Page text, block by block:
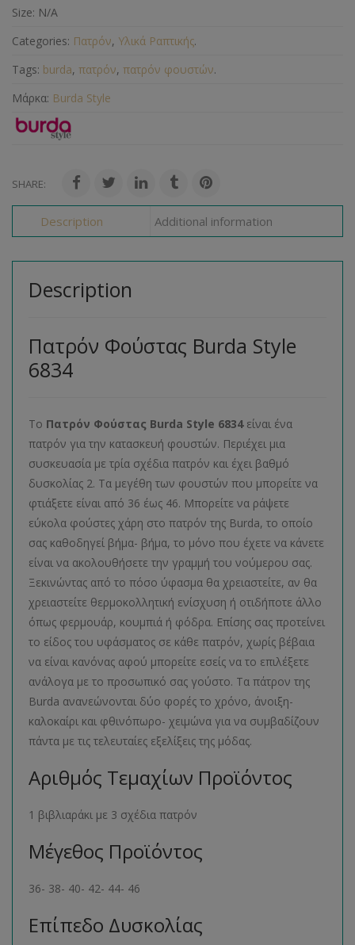
Size: N/A
Categories: Πατρόν, Υλικά Ραπτικής.
Tags: burda, πατρόν, πατρόν φουστών.
Μάρκα: Burda Style
SHARE:
Description Additional information
Description
Πατρόν Φούστας Burda Style
6834
Το Πατρόν Φούστας Burda Style 6834είναι ένα
πατρόν για την κατασκευή φουστών. Περιέχει μια
συσκευασία με τρία σχέδια πατρόν και έχει βαθμό
δυσκολίας 2. Τα μεγέθη των φουστών που μπορείτε να
φτιάξετε είναι από 36 έως 46. Μπορείτε να ράψετε
εύκολα φούστες χάρη στο πατρόν της Burda, το οποίο
σας καθοδηγεί βήμα- βήμα, το μόνο που έχετε να κάνετε
είναι να ακολουθήσετε την γραμμή του νούμερου σας.
Ξεκινώντας από το πόσο ύφασμα θα χρειαστείτε, αν θα
χρειαστείτε θερμοκολλητική ενίσχυση ή οτιδήποτε άλλο
όπως φερμουάρ, κουμπιά ή φόδρα. Επίσης σας προτείνει
το είδος του υφάσματος σε κάθε πατρόν, χωρίς βέβαια
να είναι κανόνας αφού μπορείτε εσείς να το επιλέξετε
ανάλογα με το προσωπικό σας γούστο. Τα πάτρον της
Burda ανανεώνονται δύο φορές το χρόνο, άνοιξη-
καλοκαίρι και φθινόπωρο- χειμώνα για να συμβαδίζουν
πάντα με τις τελευταίες εξελίξεις της μόδας.
Αριθμός Τεμαχίων Προϊόντος
1 βιβλιαράκι με 3 σχέδια πατρόν
Μέγεθος Προϊόντος
36- 38- 40- 42- 44- 46
Επίπεδο Δυσκολίας